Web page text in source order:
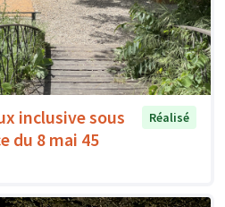
inclusive sous
du 8 mai 45
Réalisé